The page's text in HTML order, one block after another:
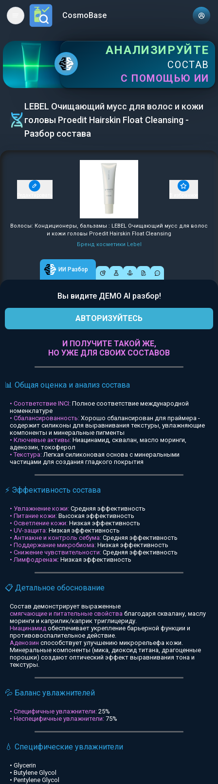
Open main menuCosmoBase
АНАЛИЗИРУЙТЕ
СОСТАВ
С ПОМОЩЬЮ ИИ
LEBEL Очищающий мусс для волос и кожи
головы Proedit Hairskin Float Cleansing -
Разбор состава
Волосы: Кондиционеры, бальзамы : LEBEL Очищающий мусс для волос
и кожи головы Proedit Hairskin Float Cleansing
Бренд косметики Lebel
ИИ Разбор
Вы видите ДЕМО AI разбор!
АВТОРИЗУЙТЕСЬ
И ПОЛУЧИТЕ ТАКОЙ ЖЕ,
НО УЖЕ ДЛЯ СВОИХ СОСТАВОВ
📊 Общая оценка и анализ состава
• Соответствие INCI: Полное соответствие международной
номенклатуре
• Сбалансированность: Хорошо сбалансирован для праймера -
содержит силиконы для выравнивания текстуры, увлажняющие
компоненты и минеральные пигменты
• Ключевые активы: Ниацинамид, сквалан, масло моринги,
аденозин, токоферол
• Текстура:Легкая силиконовая основа с минеральными
частицами для создания гладкого покрытия
⚡ Эффективность состава
• Увлажнение кожи: Средняя эффективность
• Питание кожи: Высокая эффективность
• Осветление кожи: Низкая эффективность
• UV-защита: Низкая эффективность
• Антиакне и контроль себума: Средняя эффективность
• Поддержание микробиома: Низкая эффективность
• Снижение чувствительности: Средняя эффективность
• Лимфодренаж: Низкая эффективность
📋 Детальное обоснование
Состав демонстрирует выраженные
смягчающие и питательные свойства благодаря сквалану, маслу
моринги и каприлик/каприк триглицериду.
Ниацинамид обеспечивает укрепление барьерной функции и
противовоспалительное действие.
Аденозин способствует улучшению микрорельефа кожи.
Минеральные компоненты (мика, диоксид титана, драгоценные
порошки) создают оптический эффект выравнивания тона и
текстуры.
💦 Баланс увлажнителей
• Специфичные увлажнители: 25%
• Неспецифичные увлажнители: 75%
💧 Специфические увлажнители
• Glycerin
• Butylene Glycol
• Pentylene Glycol